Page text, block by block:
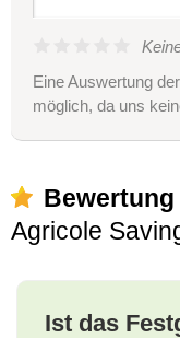
Eine Auswertung
möglich, da uns
Bewertung
Agricole
Ist das